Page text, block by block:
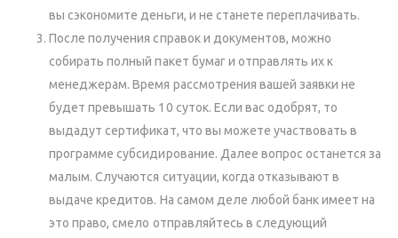
вы сэкономите деньги, и не станете переплачивать.
После получения справок и документов, можно
собирать полный пакет бумаг и отправлять их к
менеджерам. Время рассмотрения вашей заявки не
будет превышать 10 суток. Если вас одобрят, то
выдадут сертификат, что вы можете участвовать в
программе субсидирование. Далее вопрос останется за
малым. Случаются ситуации, когда отказывают в
выдаче кредитов. На самом деле любой банк имеет на
это право, смело отправляйтесь в следующий